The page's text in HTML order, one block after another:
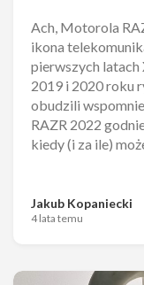
Ach, Motorola
ikona
pierwszych latach
2019 i 2020 roku
obudzili
RAZR 2022
kiedy (i za ile)
Jakub Kopaniecki
4 lata temu